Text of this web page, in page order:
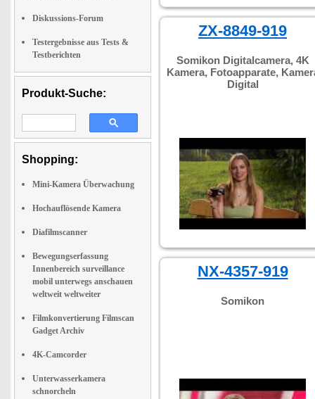
Diskussions-Forum
Testergebnisse aus Tests &
Testberichten
Produkt-Suche:
Shopping:
Mini-Kamera Überwachung
Hochauflösende Kamera
Diafilmscanner
Bewegungserfassung
Innenbereich surveillance
mobil unterwegs anschauen
weltweit weltweiter
Filmkonvertierung Filmscan
Gadget Archiv
4K-Camcorder
Unterwasserkamera
schnorcheln
ZX-8849-919
Somikon Digitalcamera, 4K
Kamera, Fotoapparate,
Digital
NX-4357-919
Somikon